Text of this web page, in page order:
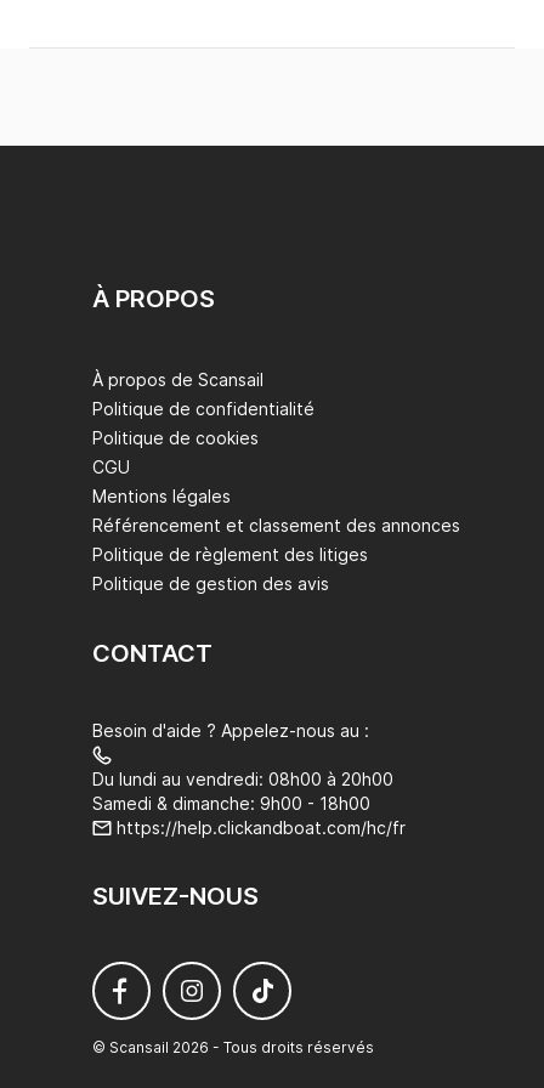
À PROPOS
À propos de Scansail
Politique de confidentialité
Politique de cookies
CGU
Mentions légales
Référencement et classement des annonces
Politique de règlement des litiges
Politique de gestion des avis
CONTACT
Besoin d'aide ? Appelez-nous au :
Du lundi au vendredi: 08h00 à 20h00
Samedi & dimanche: 9h00 - 18h00
https://help.clickandboat.com/hc/fr
SUIVEZ-NOUS
© Scansail 2026 - Tous droits réservés